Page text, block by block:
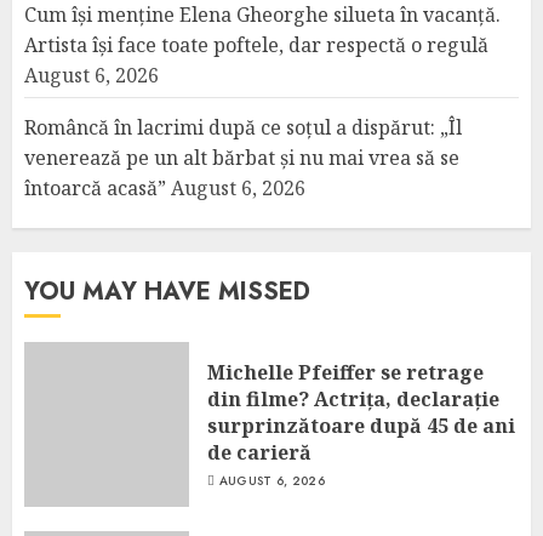
Cum își menține Elena Gheorghe silueta în vacanță.
Artista își face toate poftele, dar respectă o regulă
August 6, 2026
Româncă în lacrimi după ce soțul a dispărut: „Îl
venerează pe un alt bărbat și nu mai vrea să se
întoarcă acasă” August 6, 2026
YOU MAY HAVE MISSED
Michelle Pfeiffer se retrage
din filme? Actrița, declarație
surprinzătoare după 45 de ani
de carieră
AUGUST 6, 2026